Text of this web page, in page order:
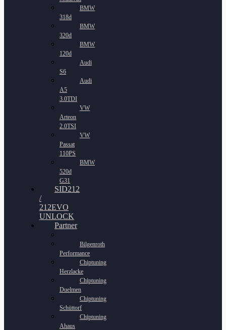
BMW
318d
BMW
320d
BMW
120d
Audi
S6
Audi
A5
3.0TDI
VW
Arteon
2.0TSI
VW
Passat
110PS
BMW
520d
G31
SID212
/
212EVO
UNLOCK
Partner
Bilgenroth
Performance
Chiptuning
Herzlacke
Chiptuning
Duelmen
Chiptuning
Schüttorf
Chiptuning
Ahaus